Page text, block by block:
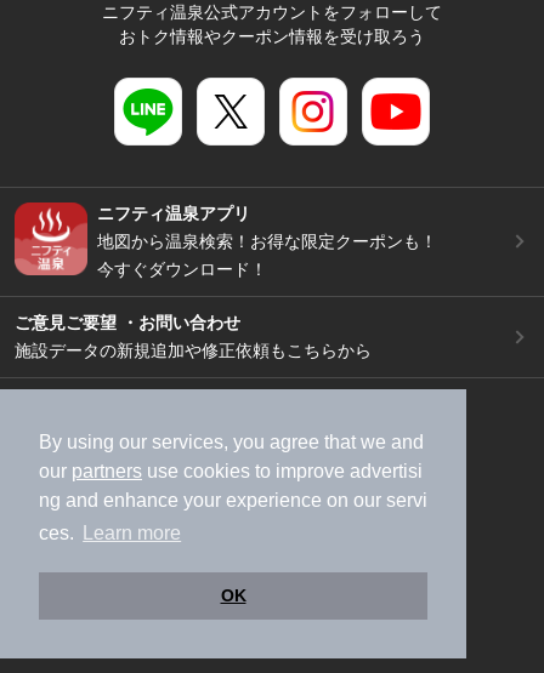
By using our services, you agree that we and
our partners use cookies to improve advertisi
ng and enhance your experience on our servi
ces.
Learn more
OK
ニフティ温泉公式アカウントをフォローして
おトク情報やクーポン情報を受け取ろう
ニフティ温泉アプリ
地図から温泉検索！お得な限定クーポンも！
今すぐダウンロード！
ご意見ご要望 ・お問い合わせ
施設データの新規追加や修正依頼もこちらから
加盟店募集（資料請求）
広告出稿のご案内
利用規約
ライフスタイルMEMBERS+規約
特定商取引法に基づく表記
ヘルプ
採用情報
運営会社